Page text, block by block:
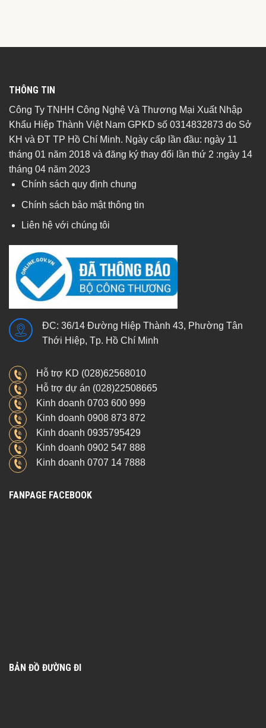
THÔNG TIN
Công Ty TNHH Công Nghệ Và Thương Mại Xuất Nhập
Khẩu Hiệp Thành Việt Nam GPKD số 0314832873 do Sở
KH và ĐT TP Hồ Chí Minh. Ngày cấp lần đầu: ngày 11
tháng 01 năm 2018 và đăng ký thay đổi lần thứ 2 :ngày 14
tháng 04 năm 2023
Chính sách quy định chung
Chính sách bảo mật thông tin
Liên hệ với chúng tôi
ĐC: 36/14 Đường Hiệp Thành 43, Phường Tân
Thới Hiệp, Tp. Hồ Chí Minh
Hỗ trợ KD (028)62568010
Hỗ trợ dự án (028)22508665
Kinh doanh 0703 600 999
Kinh doanh 0908 873 872
Kinh doanh 0935795429
Kinh doanh 0902 547 888
Kinh doanh 0707 14 7888
FANPAGE FACEBOOK
BẢN ĐỒ ĐƯỜNG ĐI